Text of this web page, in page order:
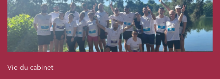
Vie du cabinet